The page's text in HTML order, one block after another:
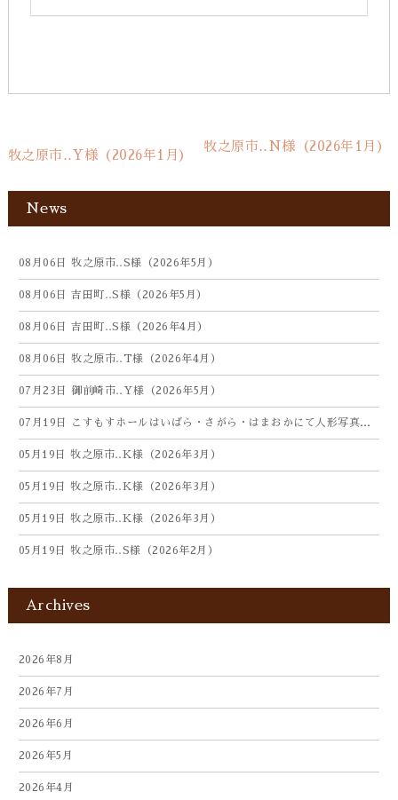
牧之原市‥Y様（2026年1月）
牧之原市‥N様（2026年1月）
News
08月06日 牧之原市‥S様（2026年5月）
08月06日 吉田町‥S様（2026年5月）
08月06日 吉田町‥S様（2026年4月）
08月06日 牧之原市‥T様（2026年4月）
07月23日 御前崎市‥Y様（2026年5月）
07月19日 こすもすホールはいばら・さがら・はまおかにて人形写真供養祭を開催しました（26年7月）
05月19日 牧之原市‥K様（2026年3月）
05月19日 牧之原市‥K様（2026年3月）
05月19日 牧之原市‥K様（2026年3月）
05月19日 牧之原市‥S様（2026年2月）
Archives
2026年8月
2026年7月
2026年6月
2026年5月
2026年4月